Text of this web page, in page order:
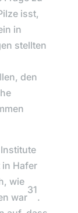
isst,
in
stellten
den
Hafer
wie
war
31
.